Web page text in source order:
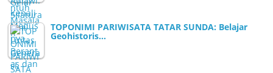
TOPONIMI PARIWISATA TATAR SUNDA: Belajar
Geohistoris…